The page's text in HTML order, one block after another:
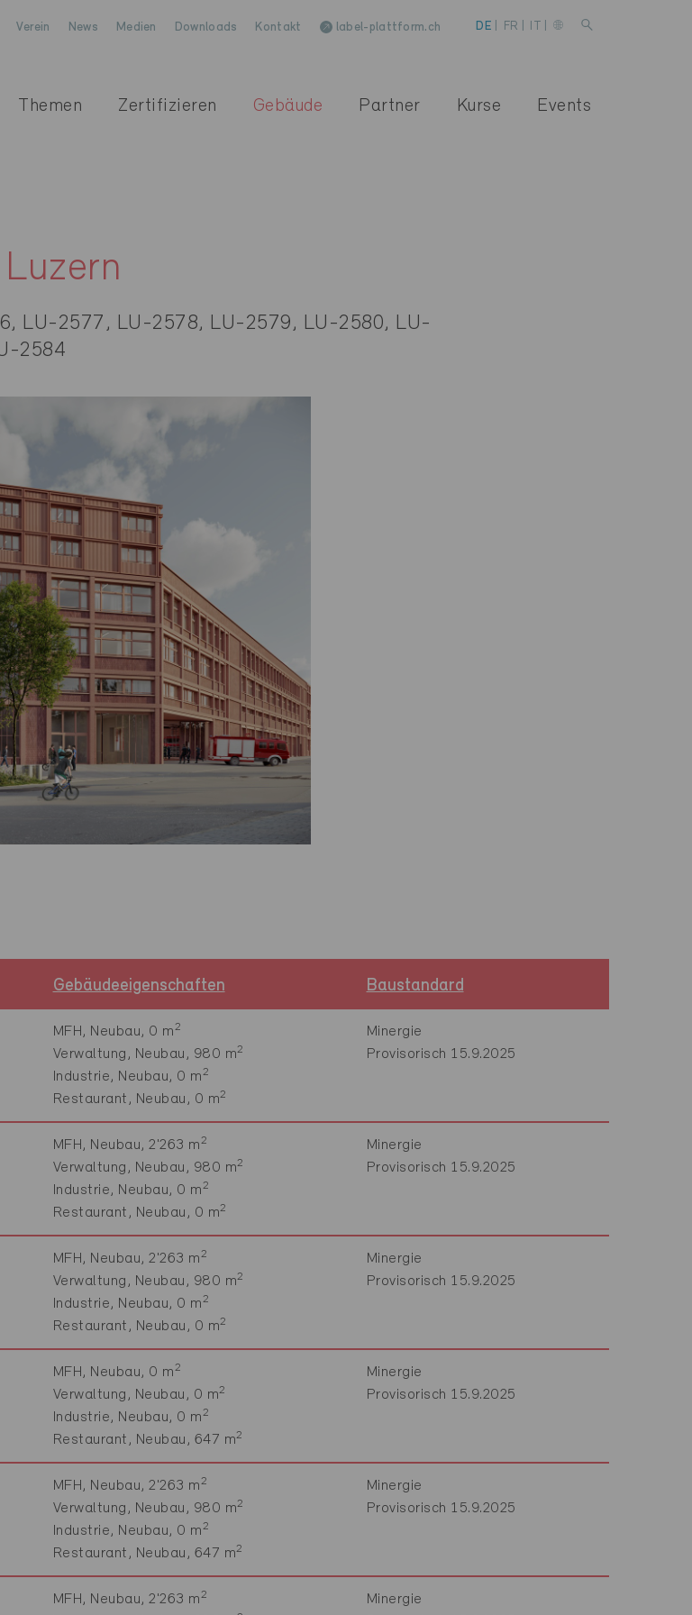
Verein News Medien Downloads Kontakt label-plattform.ch DE FR
Themen Zertifizieren Gebäude Partner Kurse Events
LU-2577, LU-2578, LU-2579, LU-2580, LU-
2584
Gebäudeeigenschaften Baustandard
MFH, Neubau, 0 m2
Verwaltung, Neubau, 980 m2
Industrie, Neubau, 0 m2
Restaurant, Neubau, 0 m2
Minergie
Provisorisch 15.9.2025
MFH, Neubau, 2'263 m2
Verwaltung, Neubau, 980 m2
Industrie, Neubau, 0 m2
Restaurant, Neubau, 0 m2
Minergie
Provisorisch 15.9.2025
MFH, Neubau, 2'263 m2
Verwaltung, Neubau, 980 m2
Industrie, Neubau, 0 m2
Restaurant, Neubau, 0 m2
Minergie
Provisorisch 15.9.2025
MFH, Neubau, 0 m2
Verwaltung, Neubau, 0 m2
Industrie, Neubau, 0 m2
Restaurant, Neubau, 647 m2
Minergie
Provisorisch 15.9.2025
MFH, Neubau, 2'263 m2
Verwaltung, Neubau, 980 m2
Industrie, Neubau, 0 m2
Restaurant, Neubau, 647 m2
Minergie
Provisorisch 15.9.2025
MFH, Neubau, 2'263 m2
Minergie